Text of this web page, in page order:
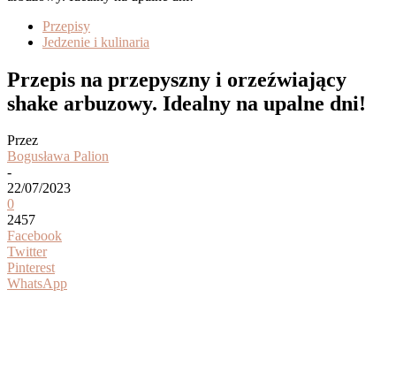
Przepisy
Jedzenie i kulinaria
Przepis na przepyszny i orzeźwiający
shake arbuzowy. Idealny na upalne dni!
Przez
Bogusława Palion
-
22/07/2023
0
2457
Facebook
Twitter
Pinterest
WhatsApp